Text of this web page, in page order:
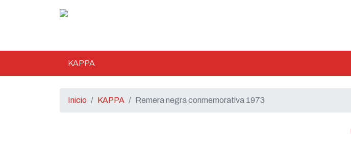
KAPPA
Inicio KAPPA Remera negra conmemorativa 1973